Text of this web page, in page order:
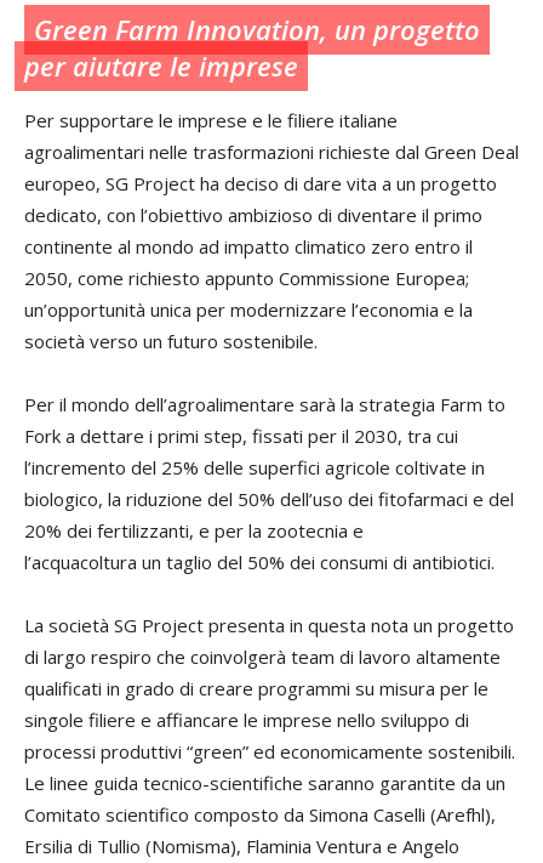
Green Farm Innovation, un progetto
per aiutare le imprese
Per supportare le imprese e le filiere italiane
agroalimentari nelle trasformazioni richieste dal Green Deal
europeo, SG Project ha deciso di dare vita a un progetto
dedicato, con l’obiettivo ambizioso di diventare il primo
continente al mondo ad impatto climatico zero entro il
2050, come richiesto appunto Commissione Europea;
un’opportunità unica per modernizzare l’economia e la
società verso un futuro sostenibile.
Per il mondo dell’agroalimentare sarà la strategia Farm to
Fork a dettare i primi step, fissati per il 2030, tra cui
l’incremento del 25% delle superfici agricole coltivate in
biologico, la riduzione del 50% dell’uso dei fitofarmaci e del
20% dei fertilizzanti, e per la zootecnia e
l’acquacoltura un taglio del 50% dei consumi di antibiotici.
La società SG Project presenta in questa nota un progetto
di largo respiro che coinvolgerà team di lavoro altamente
qualificati in grado di creare programmi su misura per le
singole filiere e affiancare le imprese nello sviluppo di
processi produttivi “green” ed economicamente sostenibili.
Le linee guida tecnico-scientifiche saranno garantite da un
Comitato scientifico composto da Simona Caselli (Arefhl),
Ersilia di Tullio (Nomisma), Flaminia Ventura e Angelo